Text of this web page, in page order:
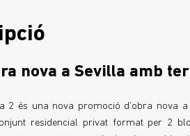
nova a Sevilla amb
2 és una nova promoció d’obra nova
residencial privat format per 2